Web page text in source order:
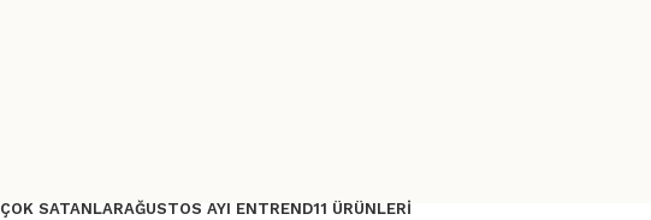
ÇOK SATANLARAĞUSTOS AYI ENTREND11 ÜRÜNLERI